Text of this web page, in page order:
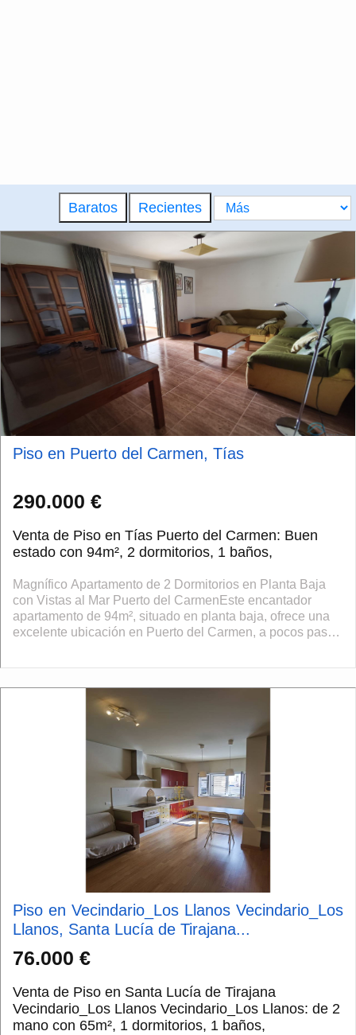
Baratos Recientes
Piso en Puerto del Carmen, Tías
290.000 €
Venta de Piso en Tías Puerto del Carmen: Buen
estado con 94m², 2 dormitorios, 1 baños,
Magnífico Apartamento de 2 Dormitorios en Planta Baja
con Vistas al Mar Puerto del CarmenEste encantador
apartamento de 94m², situado en planta baja, ofrece una
excelente ubicación en Puerto del Carmen, a pocos pasos
Piso en Vecindario_Los Llanos Vecindario_Los
Llanos, Santa Lucía de Tirajana...
76.000 €
Venta de Piso en Santa Lucía de Tirajana
Vecindario_Los Llanos Vecindario_Los Llanos: de 2
mano con 65m², 1 dormitorios, 1 baños,